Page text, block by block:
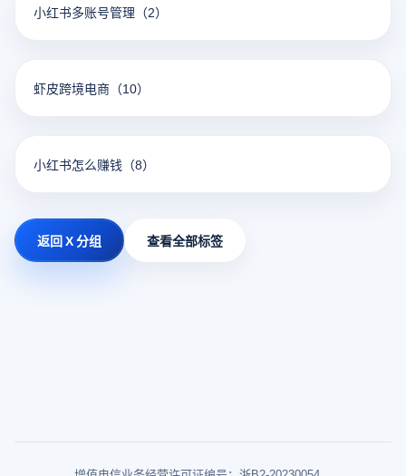
小红书多账号管理 （2）
虾皮跨境电商 （10）
小红书怎么赚钱 （8）
返回 X 分组 查看全部标签